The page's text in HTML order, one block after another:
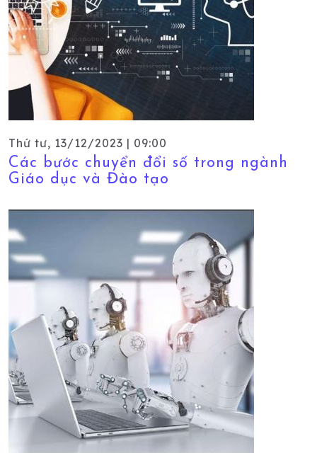
Thứ tư, 13/12/2023 | 09:00
Các bước chuyển đổi số trong ngành
Giáo dục và Đào tạo